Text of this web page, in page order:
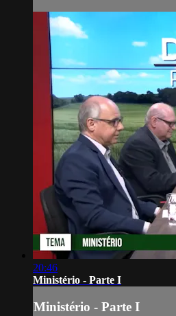
20:46
Ministério - Parte I
Ministério - Parte I